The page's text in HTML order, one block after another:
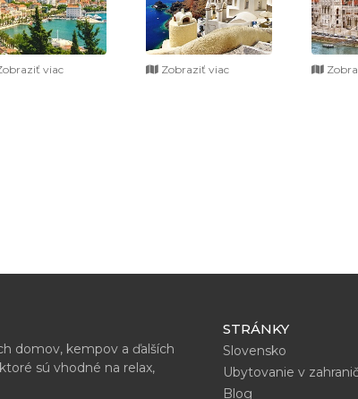
viac Zobraziť viac
domov, kempov a ďalších
sú vhodné na relax,
STRÁNKY
Slovensko
Ubytovanie v
Blog